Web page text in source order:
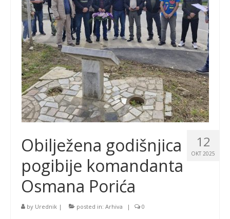
12
OKT 2025
Obilježena godišnjica
pogibije komandanta
Osmana Porića
by Urednik | posted in: Arhiva | 0